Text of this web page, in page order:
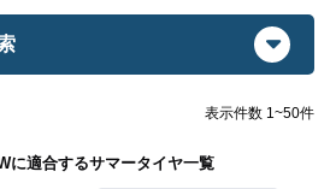
表示件数 1~50件
に適合するサマータイヤ一覧